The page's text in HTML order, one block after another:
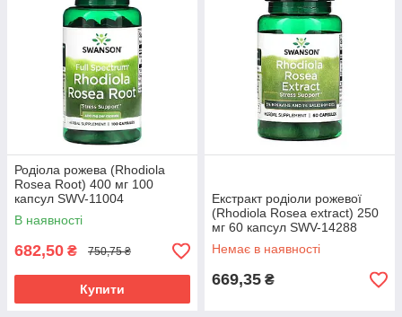
Родіола рожева (Rhodiola
Rosea Root) 400 мг 100
капсул SWV-11004
В наявності
682,50 ₴ 750,75 ₴
Купити
Екстракт родіоли рожевої
(Rhodiola Rosea extract) 250
мг 60 капсул SWV-14288
Немає в наявності
669,35 ₴